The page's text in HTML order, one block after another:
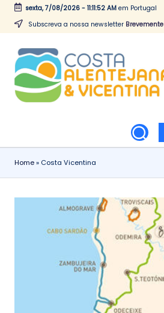
Skip
content
sexta, 7/08/2026- 11:11:53 AMem Portugal
Subscreva a nossa newsletter Brevemente
A
C
s
t
a
Toda
a
Vicentina
e
Alentejana
Home» Costa Vicentina